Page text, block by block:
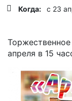
Когда: с 23
апреля в 15